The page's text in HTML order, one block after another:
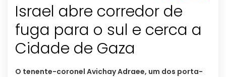
Israel abre corredor de
fuga para o sul e cerca a
Cidade de Gaza
O tenente-coronel Avichay Adraee, um dos porta-